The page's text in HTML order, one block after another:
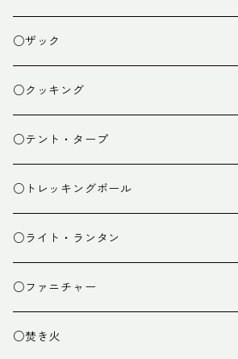
○ザック
ザック
スタッフバッグ
ザック小物
○クッキング
クッカー
バーナー
カトラリー
クッキング小物
○テント・タープ
テント
タープ
ペグ・ハンマー・小物
○トレッキングポール
○ライト・ランタン
ライト
ランタン
○ファニチャー
テーブル
○焚き火